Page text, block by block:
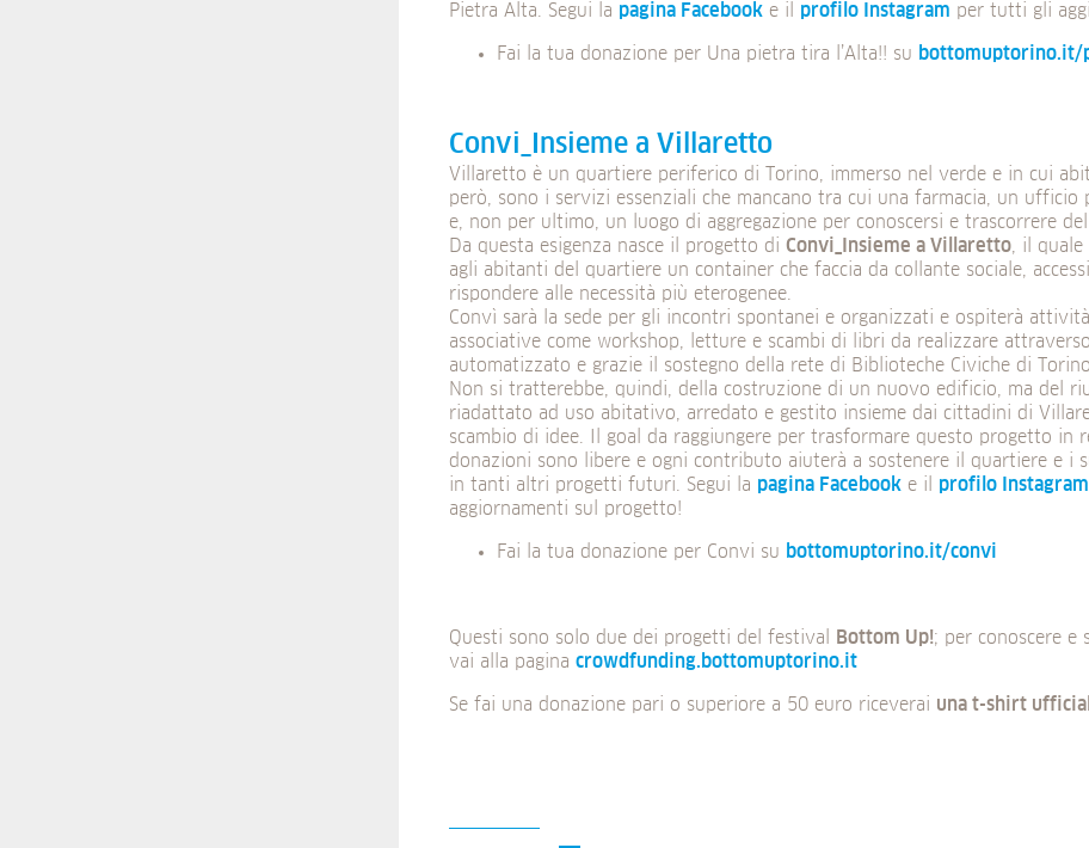
Pietra Alta. Segui la pagina Facebook e il profilo Instagram per tutti gli
Fai la tua donazione per Una pietra tira l’Alta!! su bottomuptorino.it/
Convi_Insieme a Villaretto
Villaretto è un quartiere periferico di Torino, immerso nel verde e in cui
però, sono i servizi essenziali che mancano tra cui una farmacia, un ufficio
e, non per ultimo, un luogo di aggregazione per conoscersi e trascorrere
Da questa esigenza nasce il progetto di Convi_Insieme a Villaretto, il
agli abitanti del quartiere un container che faccia da collante sociale,
rispondere alle necessità più eterogenee.
Convì sarà la sede per gli incontri spontanei e organizzati e ospiterà
associative come workshop, letture e scambi di libri da realizzare
automatizzato e grazie il sostegno della rete di Biblioteche Civiche di
Non si tratterebbe, quindi, della costruzione di un nuovo edificio, ma del
riadattato ad uso abitativo, arredato e gestito insieme dai cittadini di
scambio di idee. Il goal da raggiungere per trasformare questo progetto in
donazioni sono libere e ogni contributo aiuterà a sostenere il quartiere e i
in tanti altri progetti futuri. Segui la pagina Facebook e il profilo Instagram
aggiornamenti sul progetto!
Fai la tua donazione per Convi su bottomuptorino.it/convi
Questi sono solo due dei progetti del festival Bottom Up!; per conoscere
vai alla pagina crowdfunding.bottomuptorino.it
Se fai una donazione pari o superiore a 50 euro riceverai una t-shirt